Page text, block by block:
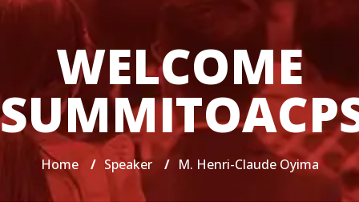
WELCOME
Home / Speaker / M. Henri-Claude Oyima